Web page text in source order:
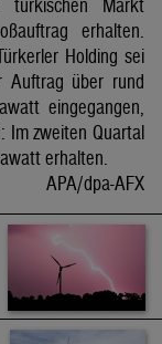
türkischen Markt
erhalten.
Holding sei
Auftrag über rund
eingegangen,
Im zweiten Quartal
erhalten.
APA/dpa-AFX